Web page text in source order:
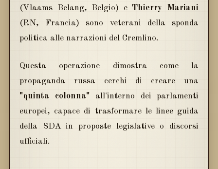
(Vlaams Belang, Belgio) e Thierry Mariani
(RN, Francia) sono veterani della sponda
politica alle narrazioni del Cremlino.
Questa operazione dimostra come la
propaganda russa cerchi di creare una
"quinta colonna" all'interno dei parlamenti
europei, capace di trasformare le linee guida
della SDA in proposte legislative o discorsi
ufficiali.